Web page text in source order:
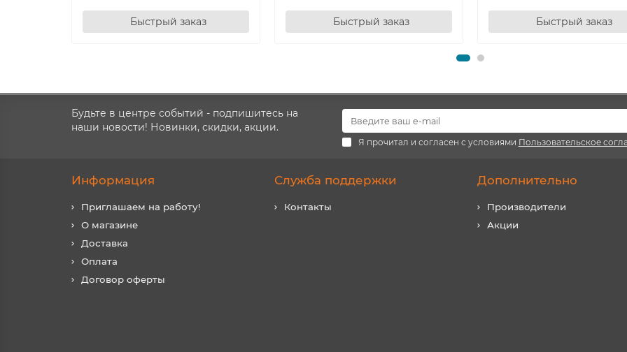
Быстрый заказ Быстрый заказ Быстрый заказ
Будьте в центре событий - подпишитесь на
наши новости! Новинки, скидки, акции.
Я прочитал и согласен с условиями Пользовательское
Информация
Приглашаем на работу!
О магазине
Доставка
Оплата
Договор оферты
Служба поддержки
Контакты
Дополнительно
Производители
Акции